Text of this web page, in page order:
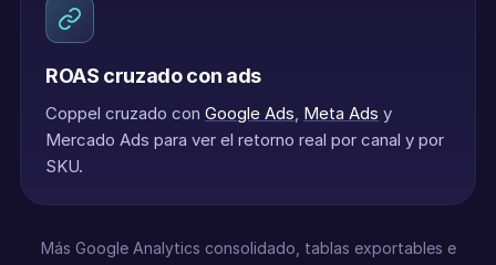
ROAS cruzado con ads
Coppel cruzado con Google Ads, Meta Ads y
Mercado Ads para ver el retorno real por canal y por
SKU.
Más Google Analytics consolidado, tablas exportables e